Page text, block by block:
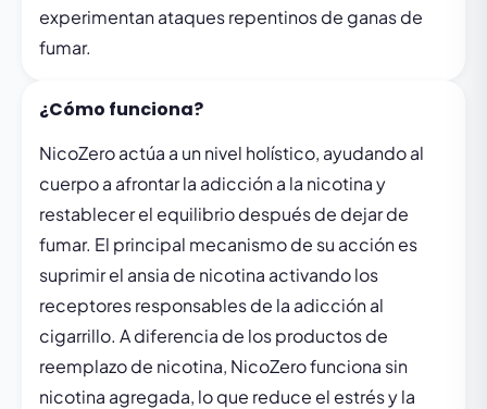
experimentan ataques repentinos de ganas de
fumar.
¿Cómo funciona?
NicoZero actúa a un nivel holístico, ayudando al
cuerpo a afrontar la adicción a la nicotina y
restablecer el equilibrio después de dejar de
fumar. El principal mecanismo de su acción es
suprimir el ansia de nicotina activando los
receptores responsables de la adicción al
cigarrillo. A diferencia de los productos de
reemplazo de nicotina, NicoZero funciona sin
nicotina agregada, lo que reduce el estrés y la